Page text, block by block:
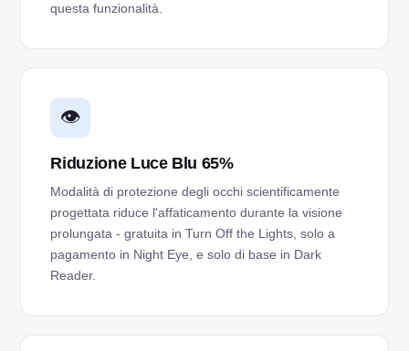
questa funzionalità.
👁️
Riduzione Luce Blu 65%
Modalità di protezione degli occhi scientificamente
progettata riduce l'affaticamento durante la visione
prolungata - gratuita in Turn Off the Lights, solo a
pagamento in Night Eye, e solo di base in Dark
Reader.